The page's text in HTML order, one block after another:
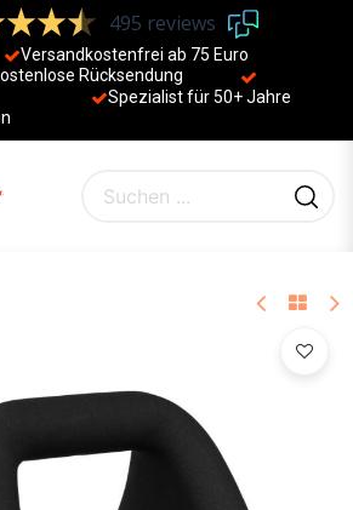
495 reviews
Versandkostenfrei ab 75 Euro
Rücksendung
Spezialist für 50+ Jahre